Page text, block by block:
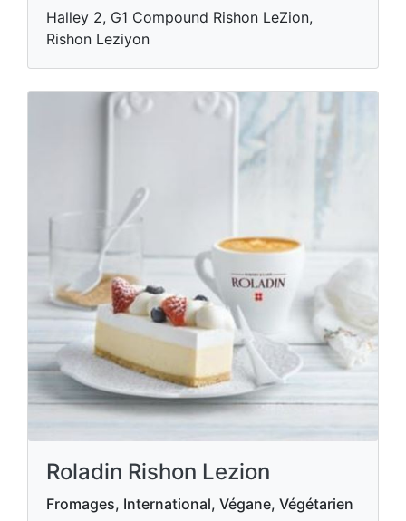
Halley 2, G1 Compound Rishon LeZion,
Rishon Leziyon
Roladin Rishon Lezion
Fromages, International, Végane, Végétarien